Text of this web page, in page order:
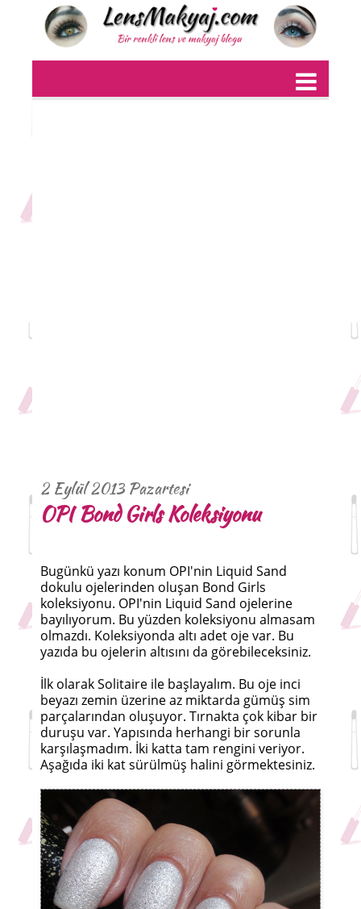
2 Eylül 2013 Pazartesi
OPI Bond Girls Koleksiyonu
Bugünkü yazı konum OPI'nin Liquid Sand
dokulu ojelerinden oluşan Bond Girls
koleksiyonu. OPI'nin Liquid Sand ojelerine
bayılıyorum. Bu yüzden koleksiyonu almasam
olmazdı. Koleksiyonda altı adet oje var. Bu
yazıda bu ojelerin altısını da görebileceksiniz.
İlk olarak Solitaire ile başlayalım. Bu oje inci
beyazı zemin üzerine az miktarda gümüş sim
parçalarından oluşuyor. Tırnakta çok kibar bir
duruşu var. Yapısında herhangi bir sorunla
karşılaşmadım. İki katta tam rengini veriyor.
Aşağıda iki kat sürülmüş halini görmektesiniz.